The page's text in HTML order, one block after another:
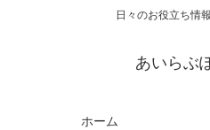
日々のお役立ち情
あいらぶ
ホーム